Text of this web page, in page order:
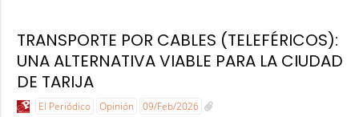
TRANSPORTE POR CABLES (TELEFÉRICOS):
UNA ALTERNATIVA VIABLE PARA LA CIUDAD
DE TARIJA
El Periódico Opinión 09/Feb/2026